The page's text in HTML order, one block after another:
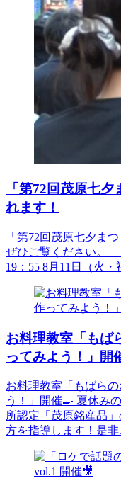
「第72回茂原七
れます！
「第72回茂原七夕ま
ぜひご覧ください。
19：55 8月11日（火・
お料理教室「もば
ってみよう！」開
お料理教室「もばら
う！」開催🍳 夏休み
所認定「茂原銘産品
方を指導します！